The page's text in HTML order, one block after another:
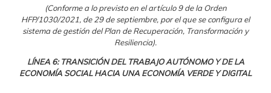
(Conforme a lo previsto en el artículo 9 de la Orden
HFP/1030/2021, de 29 de septiembre, por el que se configura el
sistema de gestión del Plan de Recuperación, Transformación y
Resiliencia).
LÍNEA 6: TRANSICIÓN DEL TRABAJO AUTÓNOMO Y DE LA
ECONOMÍA SOCIAL HACIA UNA ECONOMÍA VERDE Y DIGITAL